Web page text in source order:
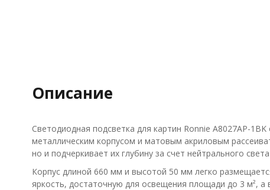
Описание
Светодиодная подсветка для картин Ronnie A8027AP-
металлическим корпусом и матовым акриловым
но и подчеркивает их глубину за счет нейтрального
Корпус длиной 660 мм и высотой 50 мм легко
яркость, достаточную для освещения площади до 3 м², а